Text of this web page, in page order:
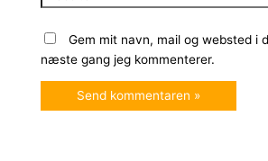
Gem mit navn, mail og websted i
næste gang jeg kommenterer.